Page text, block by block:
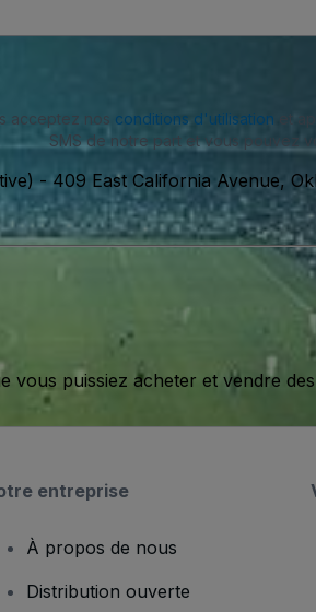
acceptez nos conditions d'utilisation
SMS de notre part et vous pouvez
- 409 East California Avenue,
vous puissiez acheter et vendre
entreprise
À propos de nous
Distribution ouverte